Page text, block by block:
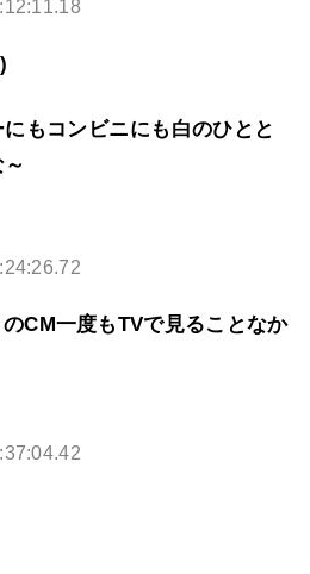
もコンビニにも白のひとと
CM一度もTVで見ることなか